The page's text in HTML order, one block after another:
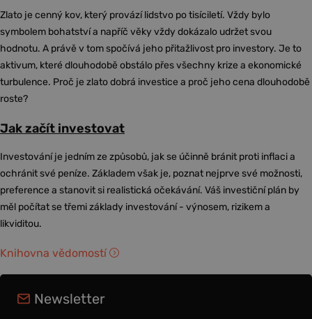
Zlato je cenný kov, který provází lidstvo po tisíciletí. Vždy bylo
symbolem bohatství a napříč věky vždy dokázalo udržet svou
hodnotu. A právě v tom spočívá jeho přitažlivost pro investory. Je to
aktivum, které dlouhodobě obstálo přes všechny krize a ekonomické
turbulence. Proč je zlato dobrá investice a proč jeho cena dlouhodobě
roste?
Jak začít investovat
Investování je jedním ze způsobů, jak se účinně bránit proti inflaci a
ochránit své peníze. Základem však je, poznat nejprve své možnosti,
preference a stanovit si realistická očekávání. Váš investiční plán by
měl počítat se třemi základy investování - výnosem, rizikem a
likviditou.
Knihovna vědomostí
Newsletter